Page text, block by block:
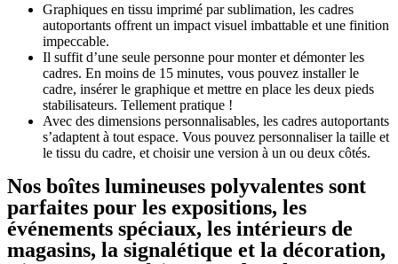
Graphiques en tissu imprimé par sublimation, les cadres
autoportants offrent un impact visuel imbattable et une finition
impeccable.
Il suffit d’une seule personne pour monter et démonter les
cadres. En moins de 15 minutes, vous pouvez installer le
cadre, insérer le graphique et mettre en place les deux pieds
stabilisateurs. Tellement pratique !
Avec des dimensions personnalisables, les cadres autoportants
s’adaptent à tout espace. Vous pouvez personnaliser la taille et
le tissu du cadre, et choisir une version à un ou deux côtés.
Nos boîtes lumineuses polyvalentes sont
parfaites pour les expositions, les
événements spéciaux, les intérieurs de
magasins, la signalétique et la décoration,